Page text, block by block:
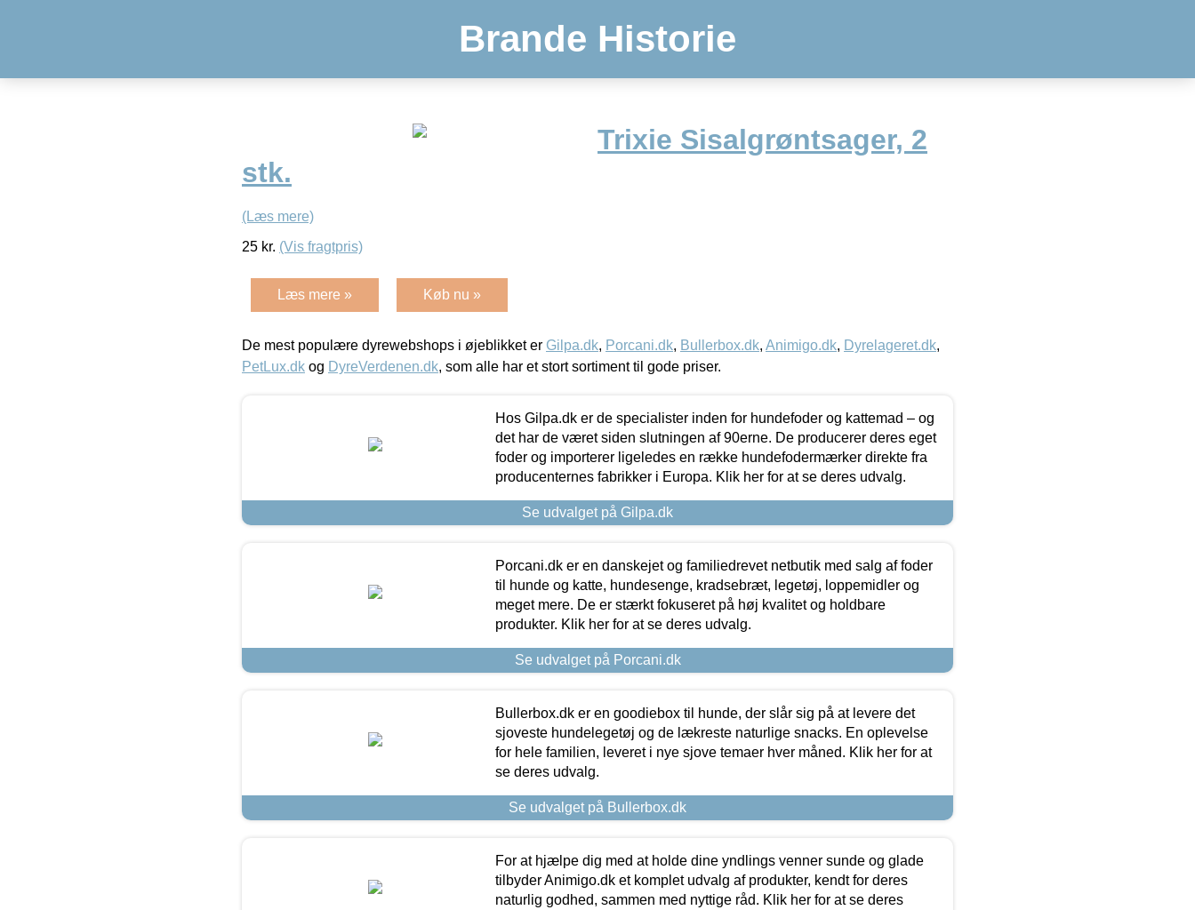
Brande Historie
Trixie Sisalgrøntsager, 2
stk.
(Læs mere)
25 kr. (Vis fragtpris)
Læs mere » Køb nu »
De mest populære dyrewebshops i øjeblikket er Gilpa.dk, Porcani.dk, Bullerbox.dk, Animigo.dk, Dyrelageret.dk,
PetLux.dk og DyreVerdenen.dk, som alle har et stort sortiment til gode priser.
Hos Gilpa.dk er de specialister inden for hundefoder og kattemad – og
det har de været siden slutningen af 90erne. De producerer deres eget
foder og importerer ligeledes en række hundefodermærker direkte fra
producenternes fabrikker i Europa. Klik her for at se deres udvalg.
Se udvalget på Gilpa.dk
Porcani.dk er en danskejet og familiedrevet netbutik med salg af foder
til hunde og katte, hundesenge, kradsebræt, legetøj, loppemidler og
meget mere. De er stærkt fokuseret på høj kvalitet og holdbare
produkter. Klik her for at se deres udvalg.
Se udvalget på Porcani.dk
Bullerbox.dk er en goodiebox til hunde, der slår sig på at levere det
sjoveste hundelegetøj og de lækreste naturlige snacks. En oplevelse
for hele familien, leveret i nye sjove temaer hver måned. Klik her for at
se deres udvalg.
Se udvalget på Bullerbox.dk
For at hjælpe dig med at holde dine yndlings venner sunde og glade
tilbyder Animigo.dk et komplet udvalg af produkter, kendt for deres
naturlig godhed, sammen med nyttige råd. Klik her for at se deres